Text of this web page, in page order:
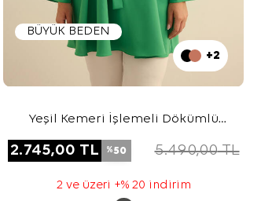
BÜYÜK BEDEN
+2
Yeşil Kemeri İşlemeli Dökümlü
2.745,00 TL %50 5.490,00TL
2 ve üzeri +% 20 indirim